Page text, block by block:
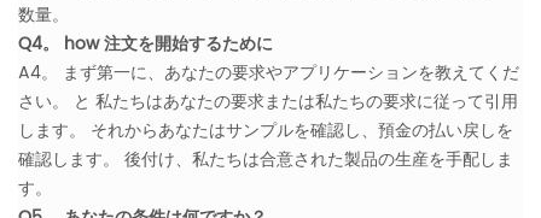
数量。
Q4。 how 注文を開始するために
A4。 まず第一に、あなたの要求やアプリケーションを教えてくだ
さい。 と 私たちはあなたの要求または私たちの要求に従って引用
します。 それからあなたはサンプルを確認し、預金の払い戻しを
確認します。 後付け、私たちは合意された製品の生産を手配しま
す。